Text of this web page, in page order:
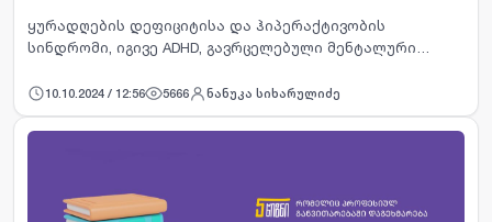
ყურადღების დეფიციტისა და ჰიპერაქტივობის
სინდრომი, იგივე ADHD, გავრცელებული მენტალური
დაკავშირებული ერთი ან რამდენიმე სიმპტომი თან
ახლავს. მართალია, ADHD უმეტ…
10.10.2024 / 12:56 5666 ნანუკა სიხარულიძე